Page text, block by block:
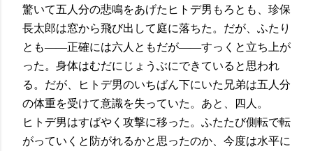
驚いて五人分の悲鳴をあげたヒトデ男もろとも、珍保
長太郎は窓から飛び出して庭に落ちた。だが、ふたり
とも――正確には六人ともだが――すっくと立ち上が
った。身体はむだにじょうぶにできていると思われ
る。だが、ヒトデ男のいちばん下にいた兄弟は五人分
の体重を受けて意識を失っていた。あと、四人。
ヒトデ男はすばやく攻撃に移った。ふたたび側転で転
がっていくと防がれるかと思ったのか、今度は水平に